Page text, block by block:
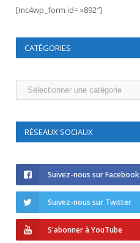
[mc4wp_form id= »892″]
CATÉGORIES
Catégories
RÉSEAUX SOCIAUX
Suivez-nous sur Facebook
Suivez-nous sur Twitter
S'abonner à YouTube